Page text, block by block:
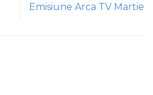
Emisiune Arca TV Martie